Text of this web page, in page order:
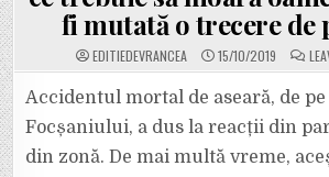
fi mutată o trecere de
EDITIEDEVRANCEA 15/10/2019
Accidentul mortal de aseară, de
Focșaniului, a dus la reacții din
din zonă. De mai multă vreme,